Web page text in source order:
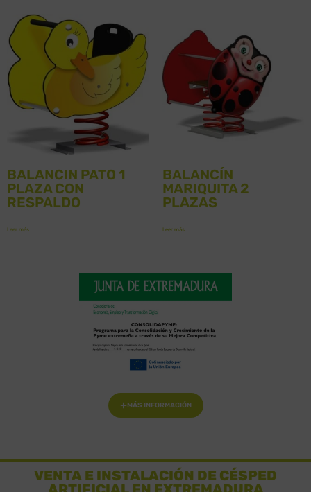
BALANCIN PATO 1
PLAZA CON
RESPALDO
Leer más
BALANCÍN
MARIQUITA 2
PLAZAS
Leer más
MÁS INFORMACIÓN
VENTA E INSTALACIÓN DE CÉSPED